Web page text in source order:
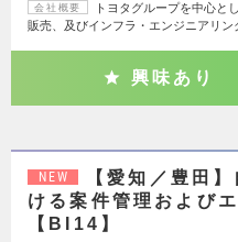
会社概要
トヨタグループを中心と
販売、及びインフラ・エンジニアリン
興味あり
NEW
【愛知／豊田
ける案件管理および
【BI14】